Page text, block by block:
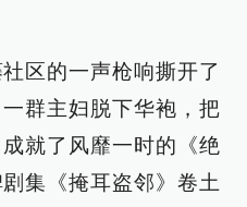
区的一声枪响撕开了
群主妇脱下华袍，把
就了风靡一时的《绝
集《掩耳盗邻》卷土